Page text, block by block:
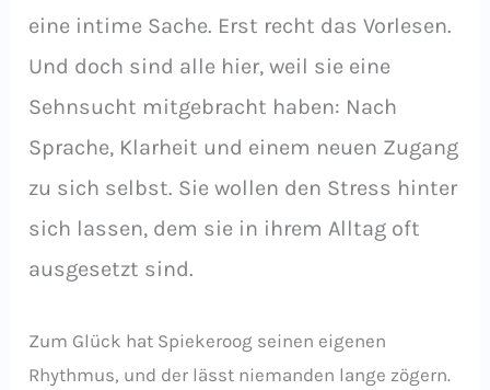
eine intime Sache. Erst recht das Vorlesen.
Und doch sind alle hier, weil sie eine
Sehnsucht mitgebracht haben: Nach
Sprache, Klarheit und einem neuen Zugang
zu sich selbst. Sie wollen den Stress hinter
sich lassen, dem sie in ihrem Alltag oft
ausgesetzt sind.
Zum Glück hat Spiekeroog seinen eigenen
Rhythmus, und der lässt niemanden lange zögern.